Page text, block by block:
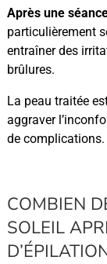
Après une
particulièrement
entraîner des
brûlures.
La peau traitée
aggraver
de complications.
COMBIEN
SOLEIL